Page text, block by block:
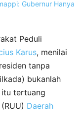
Peduli
Karus, menilai
tanpa
bukanlah
itu tertuang
Daerah